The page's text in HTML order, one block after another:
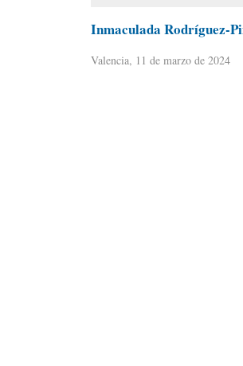
Inmaculada Rodríguez-
Valencia, 11 de marzo de 2024